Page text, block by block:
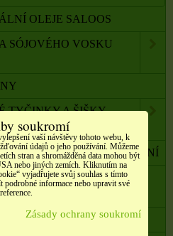
OLEJE SALOOS
SÓJOVÉHO VOSKU
TYČINKY A ŠIŠKY,
VYKUŘOVÁNÍ
MAŠLE, SÁČKY,
A TĚLA
soukromí
vaší návštěvy tohoto webu, k
údajů o jeho používání. Můžeme
stran a shromážděná data mohou být
nebo jiných zemích. Kliknutím na
vyjadřujete svůj souhlas s tímto
podrobné informace nebo upravit své
Zásady ochrany soukromí